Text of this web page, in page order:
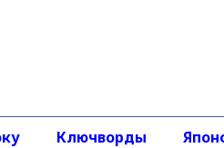
Ключворды